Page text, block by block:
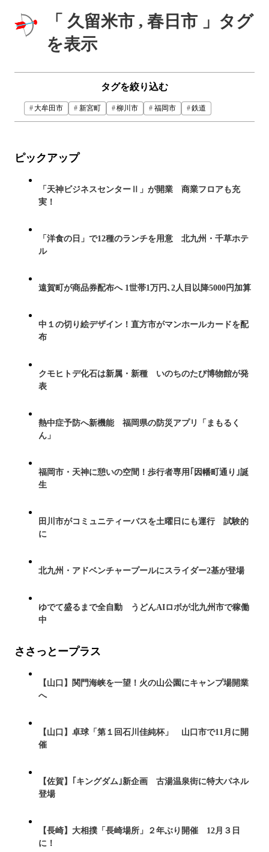
「 久留米市 , 春日市 」タグ
を表示
タグを絞り込む
大牟田市 新宮町 柳川市 福岡市 鉄道
ピックアップ
「天神ビジネスセンターⅡ」が開業 商業フロアも充
実！
「洋食の日」で12種のランチを用意 北九州・千草ホテ
ル
遠賀町が商品券配布へ 1世帯1万円､2人目以降5000円加算
中１の切り絵デザイン！直方市がマンホールカードを配
布
クモヒトデ化石は新属・新種 いのちのたび博物館が発
表
熱中症予防へ新機能 福岡県の防災アプリ「まもるく
ん」
福岡市・天神に憩いの空間！歩行者専用｢因幡町通り｣誕
生
田川市がコミュニティーバスを土曜日にも運行 試験的
に
北九州・アドベンチャープールにスライダー2基が登場
ゆでて盛るまで全自動 うどんAIロボが北九州市で稼働
中
ささっとープラス
【山口】関門海峡を一望！火の山公園にキャンプ場開業
へ
【山口】卓球「第１回石川佳純杯」 山口市で11月に開
催
【佐賀】｢キングダム｣新企画 古湯温泉街に特大パネル
登場
【長崎】大相撲「長崎場所」２年ぶり開催 12月３日
に！